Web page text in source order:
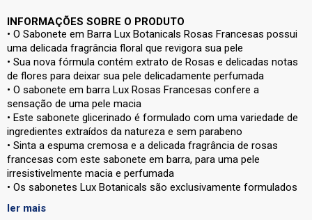
INFORMAÇÕES SOBRE O PRODUTO
• O Sabonete em Barra Lux Botanicals Rosas Francesas possui
uma delicada fragrância floral que revigora sua pele
• Sua nova fórmula contém extrato de Rosas e delicadas notas
de flores para deixar sua pele delicadamente perfumada
• O sabonete em barra Lux Rosas Francesas confere a
sensação de uma pele macia
• Este sabonete glicerinado é formulado com uma variedade de
ingredientes extraídos da natureza e sem parabeno
• Sinta a espuma cremosa e a delicada fragrância de rosas
francesas com este sabonete em barra, para uma pele
irresistivelmente macia e perfumada
• Os sabonetes Lux Botanicals são exclusivamente formulados
com óleo botânico de beleza, para uma experiência superior no
banho
ler mais